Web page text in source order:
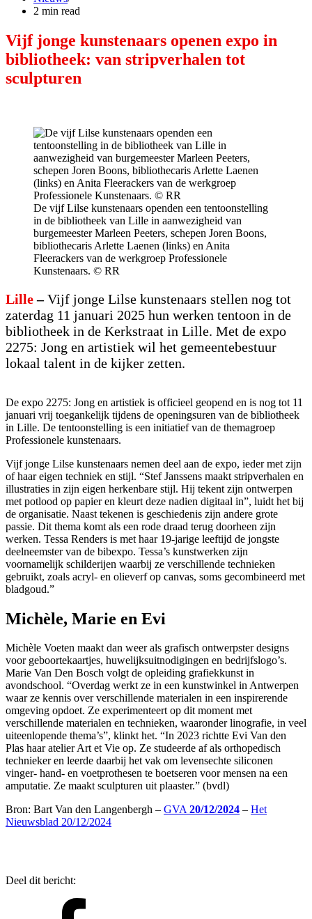
2 min read
Vijf jonge kunstenaars openen expo in
bibliotheek: van stripverhalen tot
sculpturen
De vijf Lilse kunstenaars openden een tentoonstelling
in de bibliotheek van Lille in aanwezigheid van
burgemeester Marleen Peeters, schepen Joren Boons,
bibliothecaris Arlette Laenen (links) en Anita
Fleerackers van de werkgroep Professionele
Kunstenaars. © RR
Lille–Vijf jonge Lilse kunstenaars stellen nog tot
zaterdag 11 januari 2025 hun werken tentoon in de
bibliotheek in de Kerkstraat in Lille. Met de expo
2275: Jong en artistiek wil het gemeentebestuur
lokaal talent in de kijker zetten.
De expo 2275: Jong en artistiek is officieel geopend en is nog tot 11
januari vrij toegankelijk tijdens de openingsuren van de bibliotheek
in Lille. De tentoonstelling is een initiatief van de themagroep
Professionele kunstenaars.
Vijf jonge Lilse kunstenaars nemen deel aan de expo, ieder met zijn
of haar eigen techniek en stijl. “Stef Janssens maakt stripverhalen en
illustraties in zijn eigen herkenbare stijl. Hij tekent zijn ontwerpen
met potlood op papier en kleurt deze nadien digitaal in”, luidt het bij
de organisatie. Naast tekenen is geschiedenis zijn andere grote
passie. Dit thema komt als een rode draad terug doorheen zijn
werken. Tessa Renders is met haar 19-jarige leeftijd de jongste
deelneemster van de bibexpo. Tessa’s kunstwerken zijn
voornamelijk schilderijen waarbij ze verschillende technieken
gebruikt, zoals acryl- en olieverf op canvas, soms gecombineerd met
bladgoud.”
Michèle, Marie en Evi
Michèle Voeten maakt dan weer als grafisch ontwerpster designs
voor geboortekaartjes, huwelijksuitnodigingen en bedrijfslogo’s.
Marie Van Den Bosch volgt de opleiding grafiekkunst in
avondschool. “Overdag werkt ze in een kunstwinkel in Antwerpen
waar ze kennis over verschillende materialen in een inspirerende
omgeving opdoet. Ze experimenteert op dit moment met
verschillende materialen en technieken, waaronder linografie, in veel
uiteenlopende thema’s”, klinkt het. “In 2023 richtte Evi Van den
Plas haar atelier Art et Vie op. Ze studeerde af als orthopedisch
technieker en leerde daarbij het vak om levensechte siliconen
vinger- hand- en voetprothesen te boetseren voor mensen na een
amputatie. Ze maakt sculpturen uit plaaster.” (bvdl)
Bron: Bart Van den Langenbergh – GVA20/12/2024 – Het
Nieuwsblad 20/12/2024
Deel dit bericht: